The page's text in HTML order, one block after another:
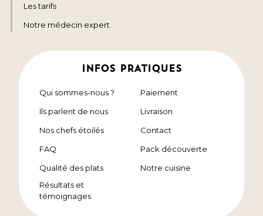
Les tarifs
Notre médecin expert
INFOS PRATIQUES
Qui sommes-nous ?
Ils parlent de nous
Nos chefs étoilés
FAQ
Qualité des plats
Résultats et
témoignages
Paiement
Livraison
Contact
Pack découverte
Notre cuisine